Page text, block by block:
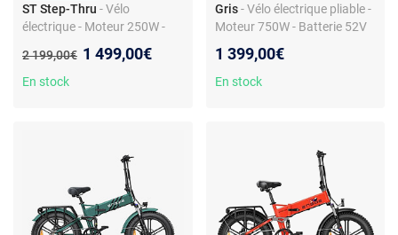
ST Step-Thru - Vélo
électrique - Moteur 250W -
7 vitesses - Autonomie
jusqu'à 140 km
Ancien prix :
2 199,00€ Nouveau prix :
1 499,00€
En stock
Gris - Vélo électrique pliable -
Moteur 750W - Batterie 52V
Shimano 8 vitesses
1 399,00€
En stock